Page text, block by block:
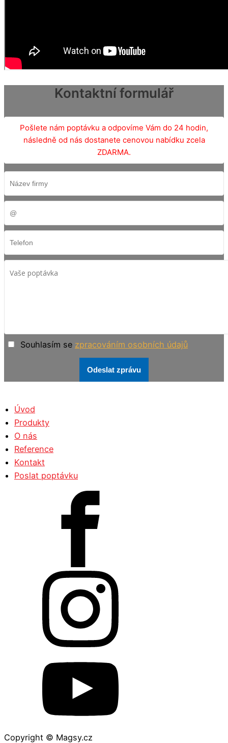
Kontaktní formulář
Pošlete nám poptávku a odpovíme Vám do 24 hodin,
následně od nás dostanete cenovou nabídku zcela
ZDARMA.
Souhlasím se zpracováním osobních údajů
Odeslat zprávu
Úvod
Produkty
O nás
Reference
Kontakt
Poslat poptávku
Copyright © Magsy.cz